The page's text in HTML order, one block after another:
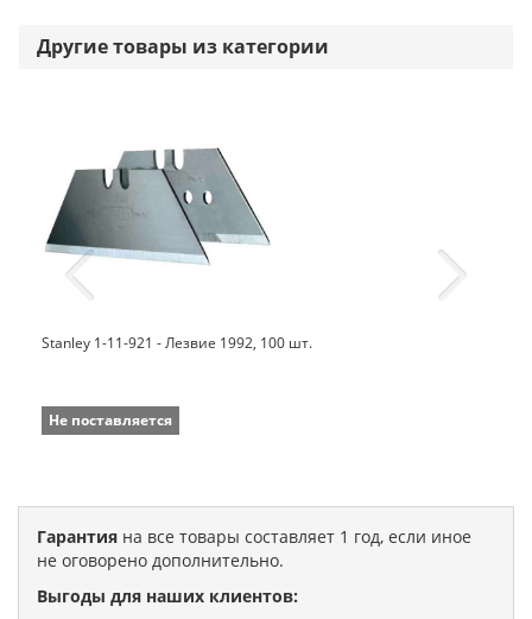
Другие товары из категории
Stanley 1-11-921 - Лезвие 1992, 100 шт.
Не поставляется
Гарантия на все товары составляет 1 год, если иное
не оговорено дополнительно.
Выгоды для наших клиентов: